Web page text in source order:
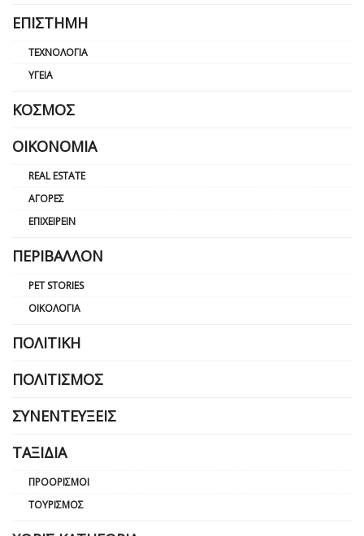
ΕΠΙΣΤΉΜΗ
ΤΕΧΝΟΛΟΓΊΑ
ΥΓΕΊΑ
ΚΌΣΜΟΣ
ΟΙΚΟΝΟΜΊΑ
REAL ESTATE
ΑΓΟΡΈΣ
ΕΠΙΧΕΙΡΕΊΝ
ΠΕΡΙΒΆΛΛΟΝ
PET STORIES
ΟΙΚΟΛΟΓΊΑ
ΠΟΛΙΤΙΚΉ
ΠΟΛΙΤΙΣΜΌΣ
ΣΥΝΕΝΤΕΎΞΕΙΣ
ΤΑΞΊΔΙΑ
ΠΡΟΟΡΙΣΜΟΊ
ΤΟΥΡΙΣΜΌΣ